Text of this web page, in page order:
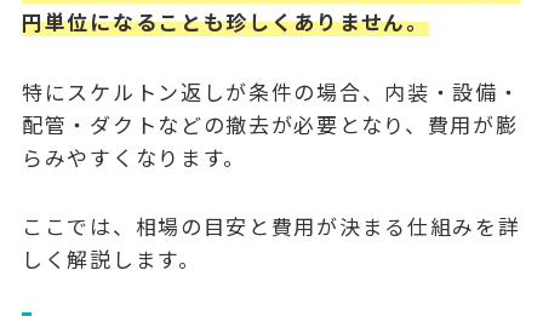
円単位になることも珍しくありません。
特にスケルトン返しが条件の場合、内装・設備・
配管・ダクトなどの撤去が必要となり、費用が膨
らみやすくなります。
ここでは、相場の目安と費用が決まる仕組みを詳
しく解説します。